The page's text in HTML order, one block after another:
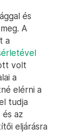
és
A
a
volt
a
elérni a
tudja
az
eljárásra